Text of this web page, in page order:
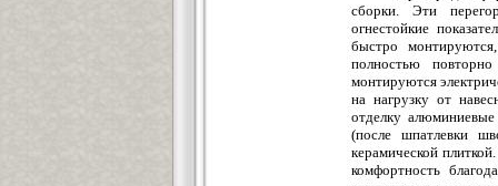
сборки. Эти
огнестойкие
быстро
полностью
монтируются
на нагрузку от
отделку
(после шпатлевки
керамической
комфортность